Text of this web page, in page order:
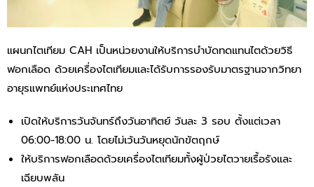
แผนกไตเทียม CAH เป็นหน่วยงานให้บริการบำบัดทดแทนไตด้วยวิธี
ฟอกเลือด ด้วยเครื่องไตเทียมและได้รับการรองรับมาตรฐานจากวิทยา
อายุรแพทย์แห่งประเทศไทย
เปิดให้บริการวันจันทร์ถึงวันอาทิตย์ วันละ 3 รอบ ตั้งแต่เวลา
06:00-18:00 น. โดยไม่เว้นวันหยุดนักขัตฤกษ์
ให้บริการฟอกเลือดด้วยเครื่องไตเทียมทั้งผู้ป่วยไตวายเรื้อรังและ
เฉียบพลัน